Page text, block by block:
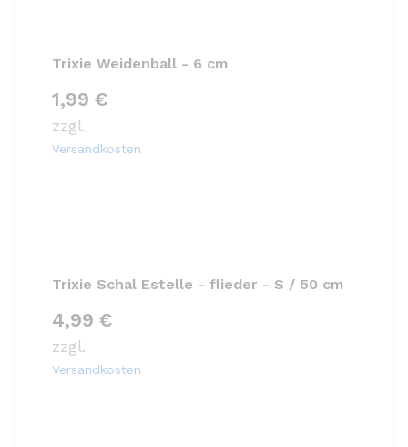
Trixie Weidenball - 6 cm
1,99 €
zzgl.
Versandkosten
Trixie Schal Estelle - flieder - S / 50 cm
4,99 €
zzgl.
Versandkosten